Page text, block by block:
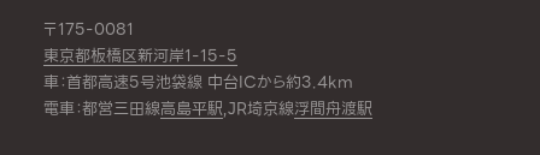
〒175-0081
東京都板橋区新河岸1-15-5
車：首都高速5号池袋線 中台ICから約3.4km
電車：都営三田線高島平駅,JR埼京線浮間舟渡駅